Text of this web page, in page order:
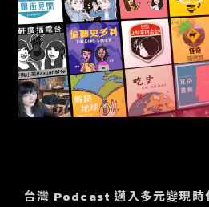
台灣 Podcast 邁入多元變現時